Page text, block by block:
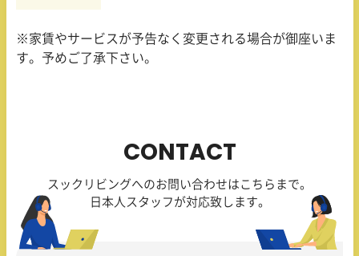
※家賃やサービスが予告なく変更される場合が御座いま
す。予めご了承下さい。
CONTACT
スックリビングへのお問い合わせはこちらまで。
日本人スタッフが対応致します。